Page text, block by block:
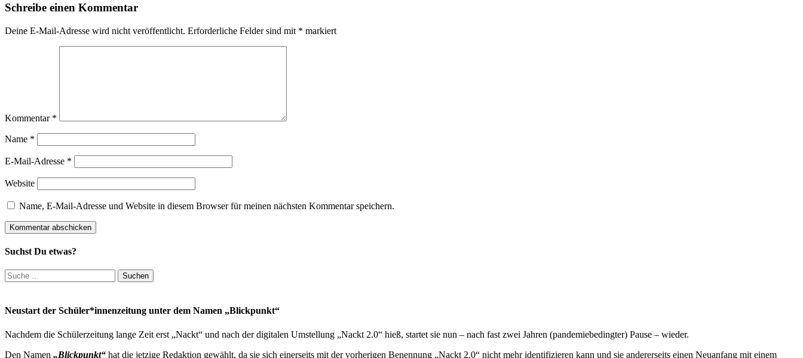
Schreibe einen Kommentar
Deine E-Mail-Adresse wird nicht veröffentlicht. Erforderliche Felder sind mit * markiert
Kommentar *
Name *
E-Mail-Adresse *
Website
Name, E-Mail-Adresse und Website in diesem Browser für meinen nächsten Kommentar speichern.
Suchst Du etwas?
Suchen
nach:
Neustart der Schüler*innenzeitung unter dem Namen „Blickpunkt“
Nachdem die Schülerzeitung lange Zeit erst „Nackt“ und nach der digitalen Umstellung „Nackt 2.0“ hieß, startet sie nun – nach fast zwei Jahren (pandemiebedingter) Pause – wieder.
Den Namen „Blickpunkt“ hat die jetzige Redaktion gewählt, da sie sich einerseits mit der vorherigen Benennung „Nackt 2.0“ nicht mehr identifizieren kann und sie andererseits einen Neuanfang mit einem